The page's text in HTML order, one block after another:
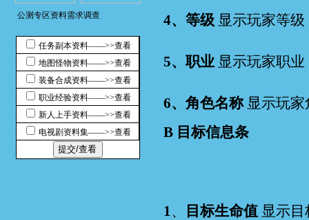
公测专区资料需求调查
任务副本资料——>>查看
地图怪物资料——>>查看
装备合成资料——>>查看
职业经验资料——>>查看
新人上手资料——>>查看
电视剧资料集——>>查看
4、等级 显示玩家等级
5、职业 显示玩家职业
6、角色名称显示玩家
B 目标信息条
1、 目标生命值 显示